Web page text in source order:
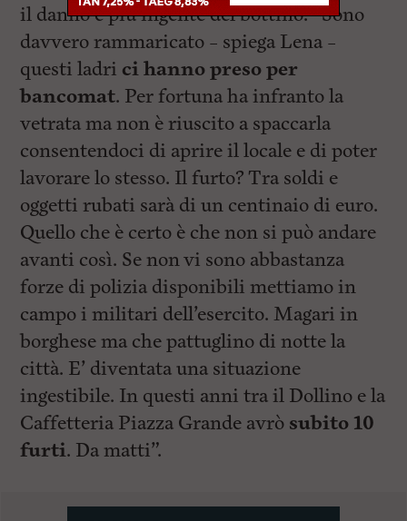
il danno è più ingente del bottino. “Sono
davvero rammaricato – spiega Lena –
questi ladri ci hanno preso per
bancomat. Per fortuna ha infranto la
vetrata ma non è riuscito a spaccarla
consentendoci di aprire il locale e di poter
lavorare lo stesso. Il furto? Tra soldi e
oggetti rubati sarà di un centinaio di euro.
Quello che è certo è che non si può andare
avanti così. Se non vi sono abbastanza
forze di polizia disponibili mettiamo in
campo i militari dell’esercito. Magari in
borghese ma che pattuglino di notte la
città. E’ diventata una situazione
ingestibile. In questi anni tra il Dollino e la
Caffetteria Piazza Grande avrò subito 10
furti. Da matti”.